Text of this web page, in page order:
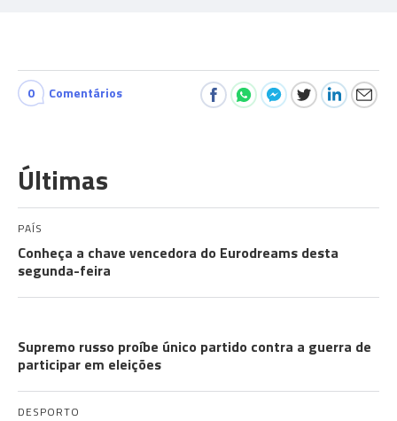
0 Comentários
Últimas
PAÍS
Conheça a chave vencedora do Eurodreams desta
segunda-feira
Supremo russo proíbe único partido contra a guerra de
participar em eleições
DESPORTO